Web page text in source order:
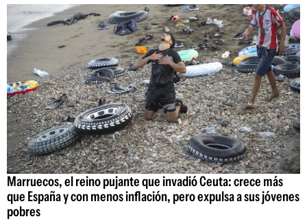
Marruecos, el reino pujante que invadió Ceuta: crece más
que España y con menos inflación, pero expulsa a sus jóvenes
pobres